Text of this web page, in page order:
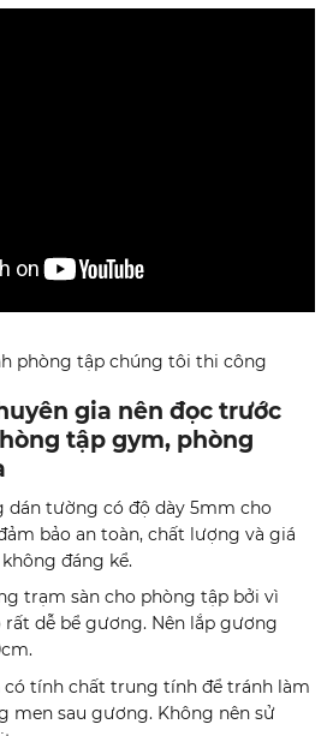
phòng tập chúng tôi thi công
gia nên đọc trước
tập gym, phòng
dán tường có độ dày 5mm cho
bảo an toàn, chất lượng và giá
đáng kể.
trạm sàn cho phòng tập bởi vì
dễ bể gương. Nên lắp gương
có tính chất trung tính để tránh làm
men sau gương. Không nên sử